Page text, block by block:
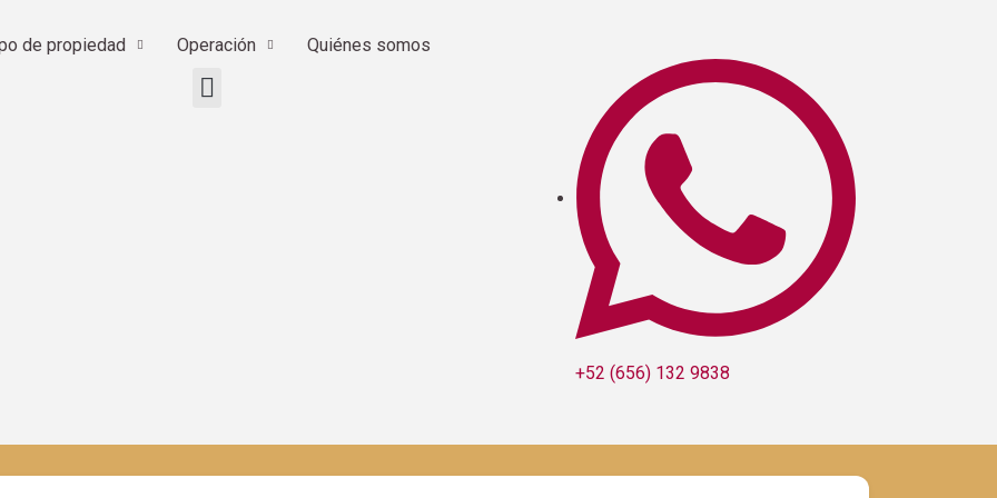
de propiedad Operación Quiénes somos
+52 (656) 132 9838